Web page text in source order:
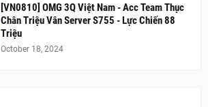
[VN0810] OMG 3Q Việt Nam - Acc Team Thục
Chân Triệu Vân Server S755 - Lực Chiến 88
Triệu
October 18, 2024